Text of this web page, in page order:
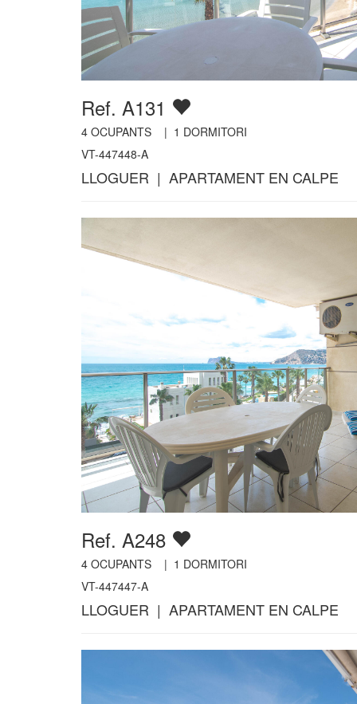
Ref. A131
4 OCUPANTS | 1 DORMITORI
VT-447448-A
LLOGUER | APARTAMENT EN CALPE
Ref. A248
4 OCUPANTS | 1 DORMITORI
VT-447447-A
LLOGUER | APARTAMENT EN CALPE